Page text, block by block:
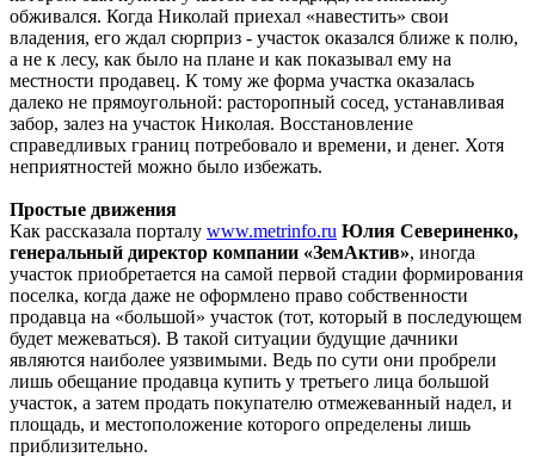
обживался. Когда Николай приехал «навестить» свои
владения, его ждал сюрприз - участок оказался ближе к полю,
а не к лесу, как было на плане и как показывал ему на
местности продавец. К тому же форма участка оказалась
далеко не прямоугольной: расторопный сосед, устанавливая
забор, залез на участок Николая. Восстановление
справедливых границ потребовало и времени, и денег. Хотя
неприятностей можно было избежать.
Простые движения
Как рассказала порталу www.metrinfo.ru Юлия Севериненко,
генеральный директор компании «ЗемАктив», иногда
участок приобретается на самой первой стадии формирования
поселка, когда даже не оформлено право собственности
продавца на «большой» участок (тот, который в последующем
будет межеваться). В такой ситуации будущие дачники
являются наиболее уязвимыми. Ведь по сути они пробрели
лишь обещание продавца купить у третьего лица большой
участок, а затем продать покупателю отмежеванный надел, и
площадь, и местоположение которого определены лишь
приблизительно.